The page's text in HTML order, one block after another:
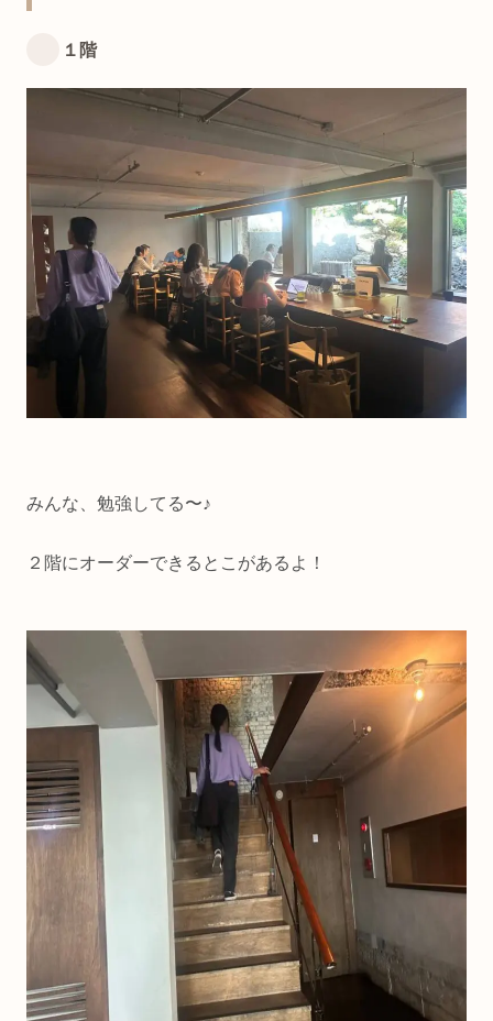
１階
みんな、勉強してる〜♪
２階にオーダーできるとこがあるよ！